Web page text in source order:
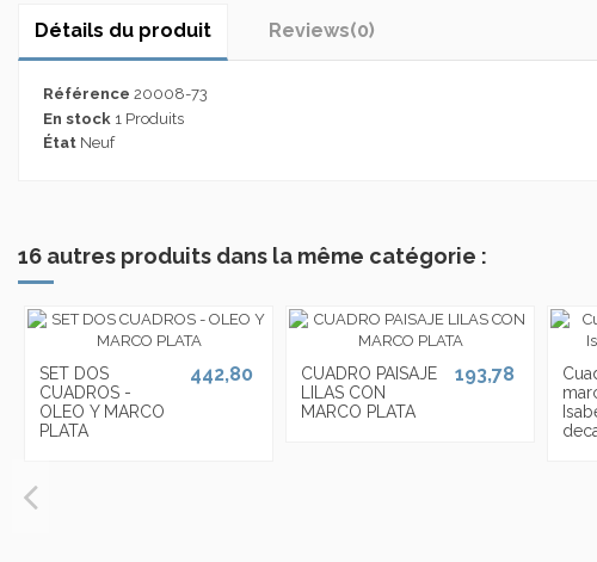
Détails du produit Reviews(0)
Référence 20008-73
En stock 1 Produits
État Neuf
16 autres produits dans la même catégorie :
SET DOS
CUADROS -
OLEO Y MARCO
PLATA
442,80
CUADRO PAISAJE
LILAS CON
MARCO PLATA
193,78